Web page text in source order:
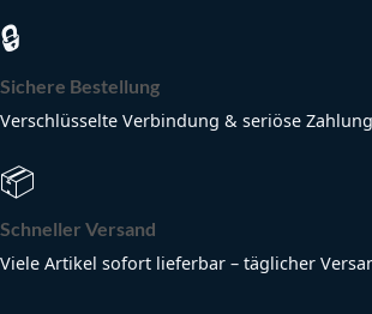
🔒
Sichere Bestellung
Verschlüsselte Verbindung & seriöse
📦
Schneller Versand
Viele Artikel sofort lieferbar – täglicher